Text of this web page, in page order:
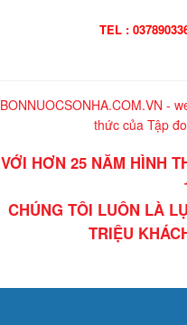
TEL :
BONNUOCSONHA.COM.VN -
thức của Tập
VỚI HƠN 25 NĂM HÌNH
CHÚNG TÔI LUÔN LÀ
TRIỆU